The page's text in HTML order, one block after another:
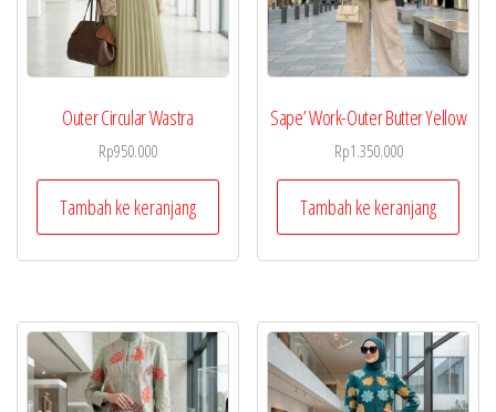
Outer Circular Wastra
Rp950.000
Tambah ke keranjang
Sape’ Work-Outer Butter Yellow
Rp1.350.000
Tambah ke keranjang